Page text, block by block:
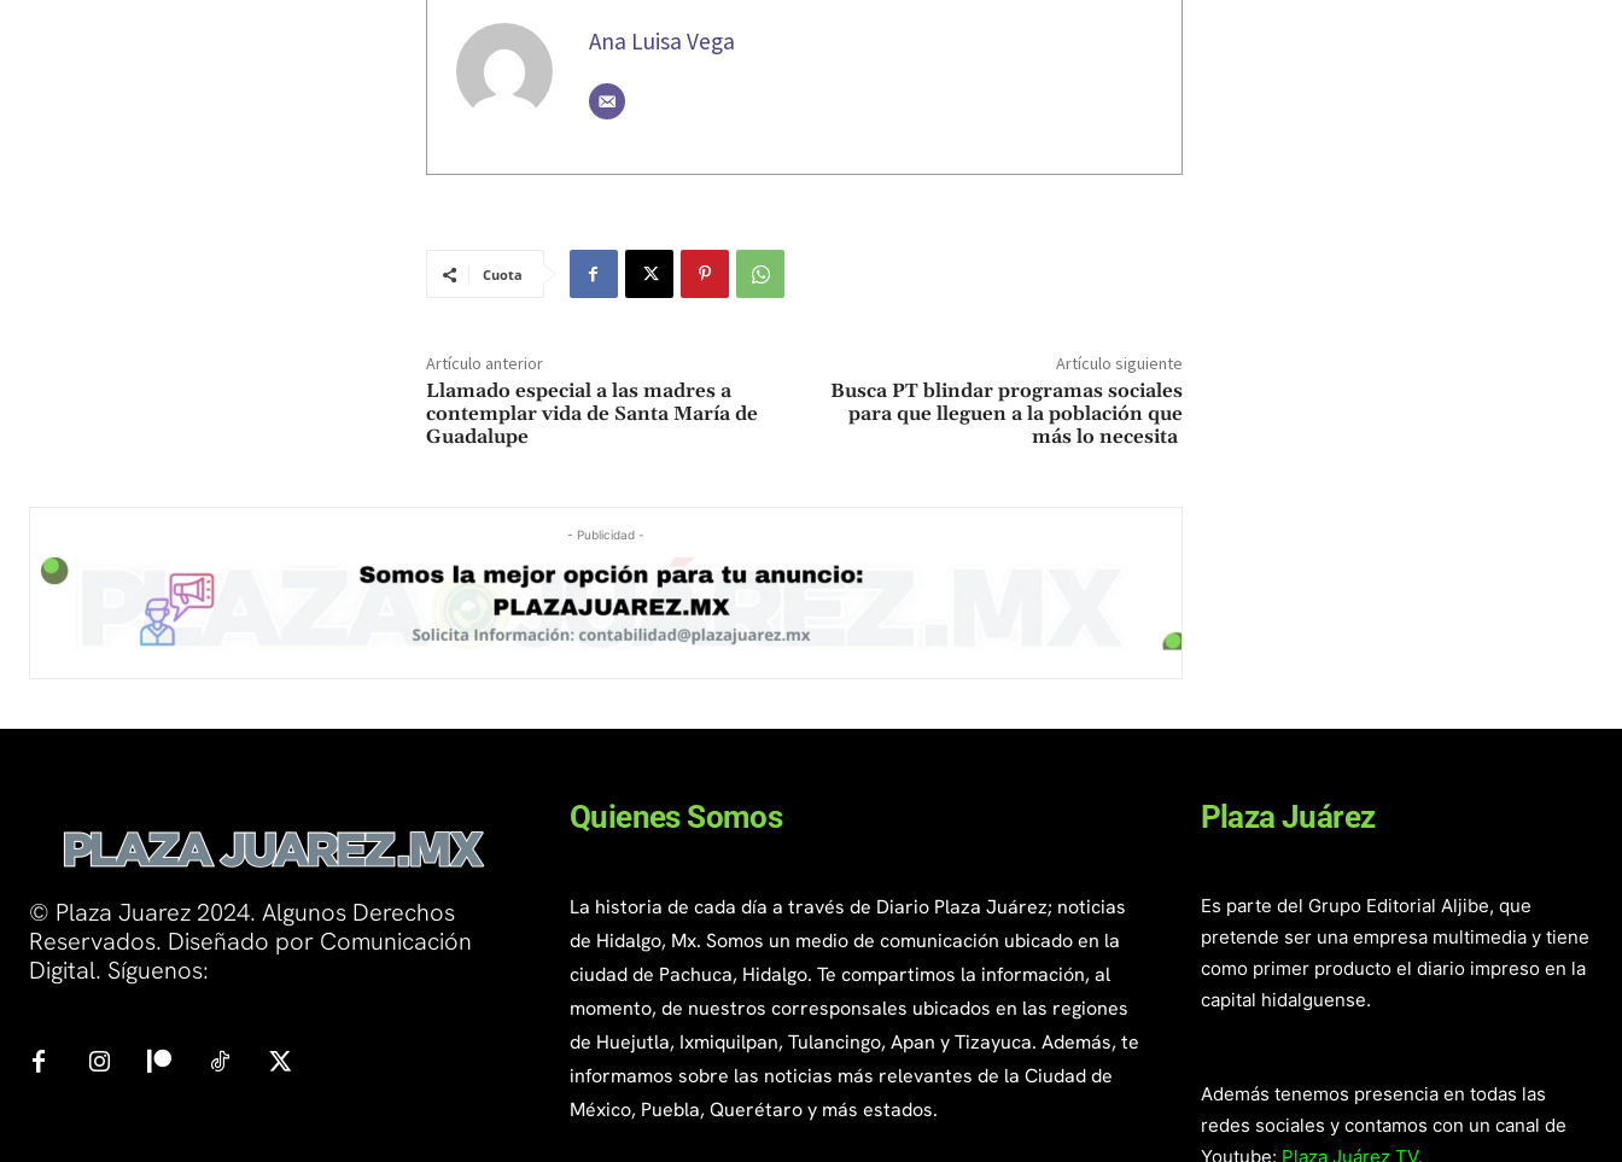
Ana Luisa Vega
Cuota
Artículo anterior
Llamado especial a las madres a
contemplar vida de Santa María de
Guadalupe
Artículo siguiente
Busca PT blindar programas sociales
para que lleguen a la población que
más lo necesita
- Publicidad -
© Plaza Juarez 2024. Algunos Derechos
Reservados. Diseñado por Comunicación
Digital. Síguenos:
Quienes Somos
La historia de cada día a través de Diario Plaza Juárez; noticias
de Hidalgo, Mx. Somos un medio de comunicación ubicado en la
ciudad de Pachuca, Hidalgo. Te compartimos la información, al
momento, de nuestros corresponsales ubicados en las regiones
de Huejutla, Ixmiquilpan, Tulancingo, Apan y Tizayuca. Además, te
informamos sobre las noticias más relevantes de la Ciudad de
México, Puebla, Querétaro y más estados.
Plaza Juárez
Es parte del Grupo Editorial Aljibe, que
pretende ser una empresa multimedia y tiene
como primer producto el diario impreso en la
capital hidalguense.
Además tenemos presencia en todas las
redes sociales y contamos con un canal de
Youtube: Plaza Juárez TV.